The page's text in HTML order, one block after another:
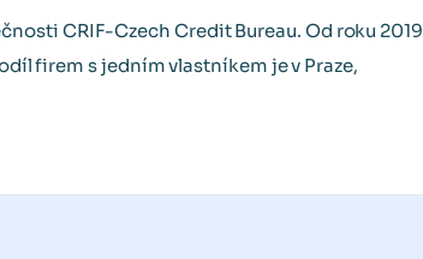
CRIF-Czech Credit Bureau. Od roku 2019
firem s jedním vlastníkem je v Praze,